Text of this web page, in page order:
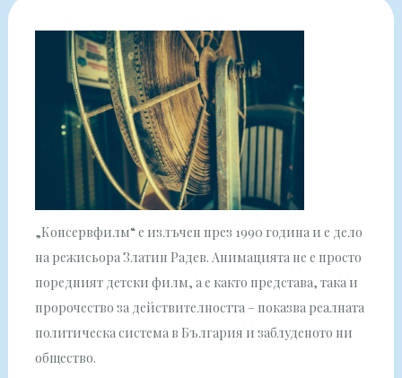
„Консервфилм“ е излъчен през 1990 година и е дело
на режисьора Златин Радев. Анимацията не е просто
поредният детски филм, а е както представа, така и
пророчество за действителността – показва реалната
политическа система в България и заблуденото ни
общество.